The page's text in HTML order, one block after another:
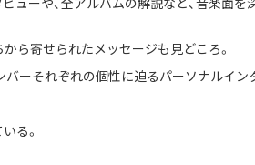
ら寄せられたメッセージも見どころ。
ーそれぞれの個性に迫るパーソナルイン
る。